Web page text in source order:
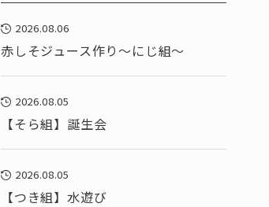
2026.08.06
赤しそジュース作り～にじ組～
2026.08.05
【そら組】誕生会
2026.08.05
【つき組】水遊び